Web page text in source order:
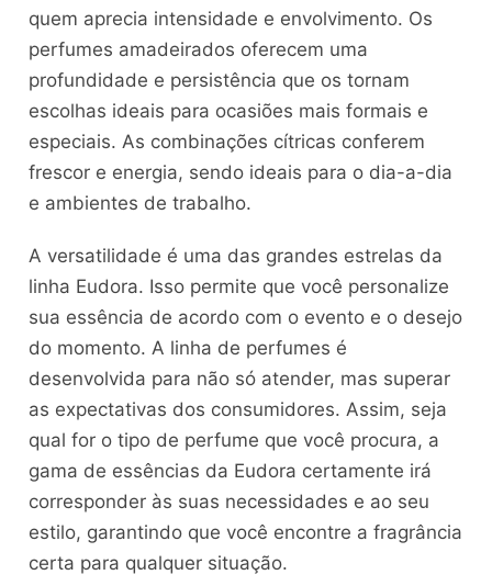
quem aprecia intensidade e envolvimento. Os
perfumes amadeirados oferecem uma
profundidade e persistência que os tornam
escolhas ideais para ocasiões mais formais e
especiais. As combinações cítricas conferem
frescor e energia, sendo ideais para o dia-a-dia
e ambientes de trabalho.
A versatilidade é uma das grandes estrelas da
linha Eudora. Isso permite que você personalize
sua essência de acordo com o evento e o desejo
do momento. A linha de perfumes é
desenvolvida para não só atender, mas superar
as expectativas dos consumidores. Assim, seja
qual for o tipo de perfume que você procura, a
gama de essências da Eudora certamente irá
corresponder às suas necessidades e ao seu
estilo, garantindo que você encontre a fragrância
certa para qualquer situação.